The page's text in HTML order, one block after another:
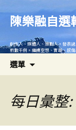
內
陳樂融自選
創作人、媒體人、策劃人。發表
析數千例。繼續空想、實踐、感
選單
每日彙整